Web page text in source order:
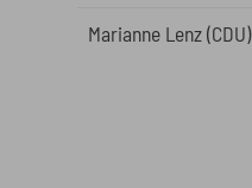
Marianne Lenz (CDU)